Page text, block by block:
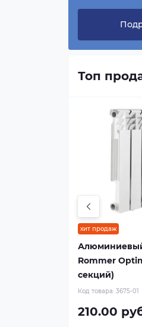
Топ
хит продаж
Rommer
секций)
Код товара: 3675-01
210.00